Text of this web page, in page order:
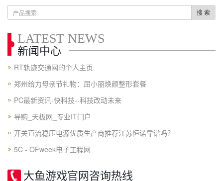
搜 索
LATEST NEWS
新闻中心
RT轨迹交通网的个人主页
郑州给力母亲节礼物：屈小丽焕颜整形套餐
PC最新资讯-快科技--科技改动未来
导购_天极网_专业IT门户
开关直流稳压电源优质生产商推荐江苏恒诺靠谱吗？
5C - OFweek电子工程网
大鱼游戏官网咨询热线